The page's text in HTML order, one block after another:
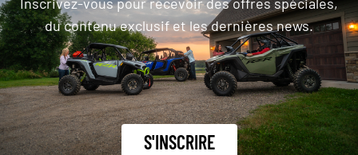
du contenu exclusif et les dernières news.
S'INSCRIRE